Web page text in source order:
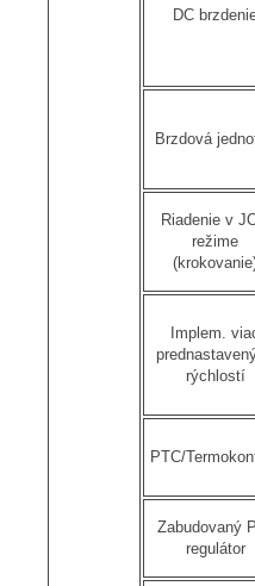
DC
Brzdová
Riadenie v
režime
Implem.
rýchlostí
PTC/
Zabudovaný
regulátor